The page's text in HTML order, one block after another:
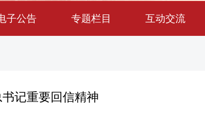
子公告 专题栏目 互动交流
记重要回信精神